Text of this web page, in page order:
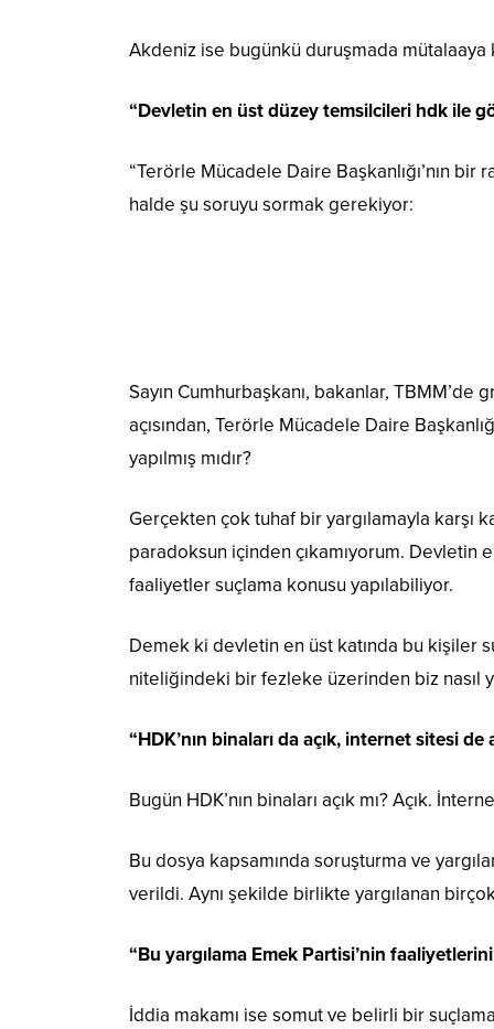
Akdeniz ise bugünkü duruşmada mütalaaya
“Devletin en üst düzey temsilcileri hdk ile
“Terörle Mücadele Daire Başkanlığı’nın
halde şu soruyu sormak gerekiyor:
Sayın Cumhurbaşkanı, bakanlar,
açısından, Terörle Mücadele Daire
yapılmış mıdır?
Gerçekten çok tuhaf bir yargılamayla karşı
paradoksun içinden çıkamıyorum.
faaliyetler suçlama konusu yapılabiliyor.
Demek ki devletin en üst katında bu kişiler
niteliğindeki bir fezleke üzerinden biz nasıl
“HDK’nın binaları da açık, internet sitesi de
Bugün HDK’nın binaları açık mı? Açık.
Bu dosya kapsamında soruşturma ve
verildi. Aynı şekilde birlikte yargılanan
“Bu yargılama Emek Partisi’nin
İddia makamı ise somut ve belirli bir